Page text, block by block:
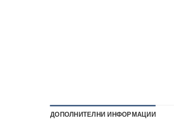
ДОПОЛНИТЕЛНИ ИНФОРМАЦИИ